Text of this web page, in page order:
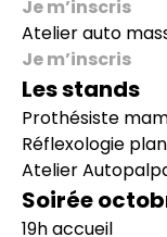
Je m’inscris
Atelier auto
Je m’inscris
Les stands
Prothésiste
Réflexologie
Atelier
Soirée
19h accueil